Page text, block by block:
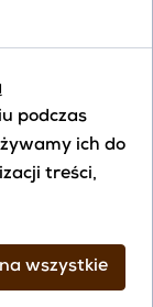
PEŁNIĘ
W SOBIE
BEZ
KTÓRY
podczas
ich do
treści,
wszystkie